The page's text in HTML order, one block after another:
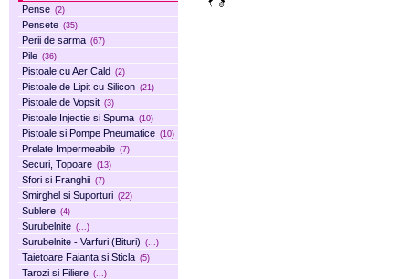
Pense (2)
Pensete (35)
Perii de sarma (67)
Pile (36)
Pistoale cu Aer Cald (2)
Pistoale de Lipit cu Silicon (21)
Pistoale de Vopsit (3)
Pistoale Injectie si Spuma (10)
Pistoale si Pompe Pneumatice (10)
Prelate Impermeabile (7)
Securi, Topoare (13)
Sfori si Franghii (7)
Smirghel si Suporturi (22)
Sublere (4)
Surubelnite (...)
Surubelnite - Varfuri (Bituri) (...)
Taietoare Faianta si Sticla (5)
Tarozi si Filiere (...)